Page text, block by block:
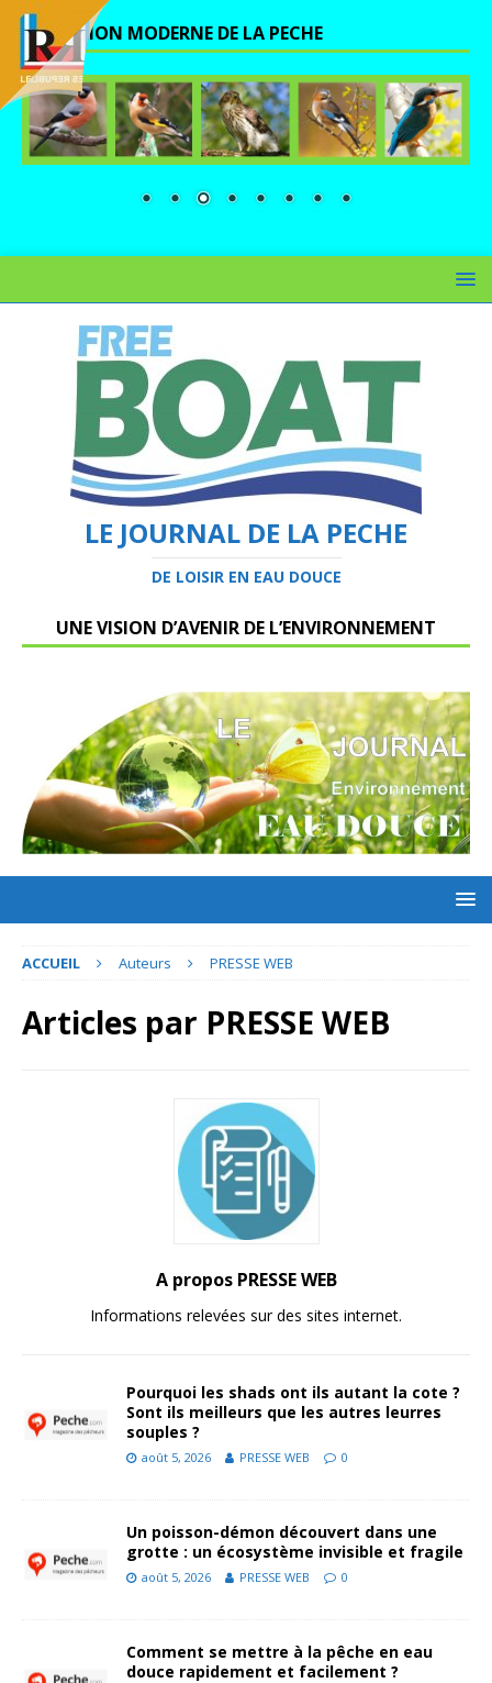
UNE VISION MODERNE DE LA PECHE
LE JOURNAL DE LA PECHE
DE LOISIR EN EAU DOUCE
UNE VISION D’AVENIR DE L’ENVIRONNEMENT
ACCUEIL Auteurs PRESSE WEB
Articles par PRESSE WEB
A propos PRESSE WEB
Informations relevées sur des sites internet.
Pourquoi les shads ont ils autant la cote ?
Sont ils meilleurs que les autres leurres
souples ?
août 5, 2026 PRESSE WEB 0
Un poisson-démon découvert dans une
grotte : un écosystème invisible et fragile
août 5, 2026 PRESSE WEB 0
Comment se mettre à la pêche en eau
douce rapidement et facilement ?